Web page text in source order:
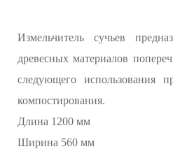
Измельчитель сучьев
древесных материалов
следующего использования
компостирования.
Длина 1200 мм
Ширина 560 мм